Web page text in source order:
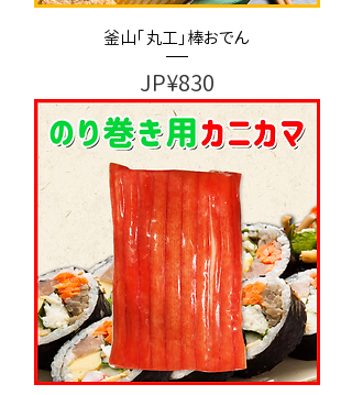
釜山「丸工」棒おでん
가격
JP¥830